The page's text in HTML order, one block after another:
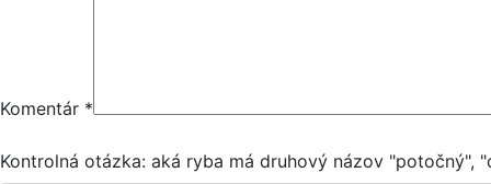
Komentár *
Kontrolná otázka: aká ryba má druhový názov "potočný",